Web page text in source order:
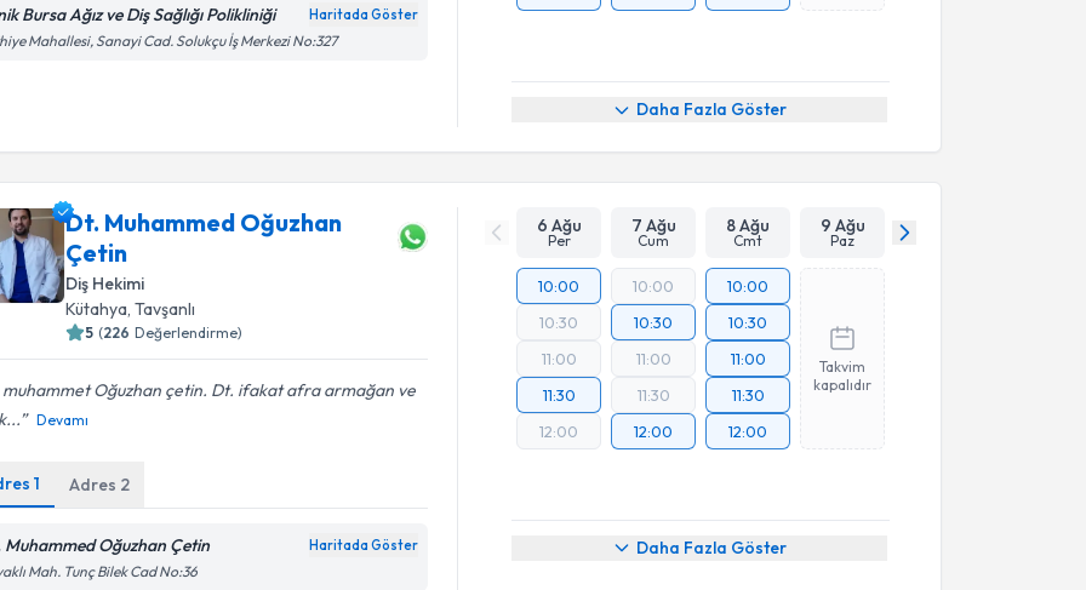
Bursa Ağız ve Diş Sağlığı Polikliniği Haritada Göster
Mahallesi, Sanayi Cad. Solukçu İş Merkezi No:327
Daha Fazla Göster
Dt. Muhammed Oğuzhan
Çetin
Diş Hekimi
Kütahya , Tavşanlı
5 (226 Değerlendirme)
Oğuzhan çetin. Dt. ifakat afra armağan ve
Devamı
1 Adres 2
Muhammed Oğuzhan Çetin Haritada Göster
Mah. Tunç Bilek Cad No:36
6 Ağu
Per
7 Ağu
Cum
8 Ağu
Cmt
9 Ağu
Paz
10:00
10:30
11:00
11:30
12:00
10:00
10:30
11:00
11:30
12:00
10:00
10:30
11:00
11:30
12:00
Takvim
kapalıdır
Daha Fazla Göster